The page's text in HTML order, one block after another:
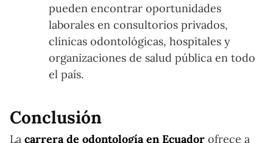
pueden encontrar oportunidades
laborales en consultorios privados,
clínicas odontológicas, hospitales y
organizaciones de salud pública en todo
el país.
Conclusión
La carrera de odontología en Ecuador ofrece a